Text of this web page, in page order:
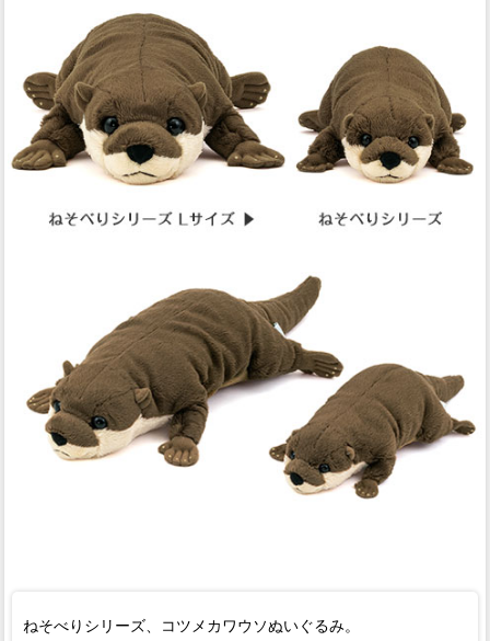
ねそべりシリーズ、コツメカワウソぬいぐるみ。